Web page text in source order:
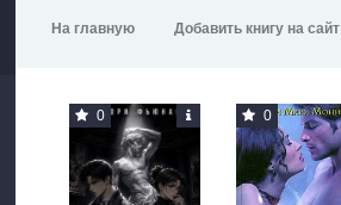
На главную Добавить книгу на сайт
0 0